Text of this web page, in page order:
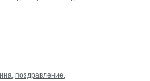
, поздравление,